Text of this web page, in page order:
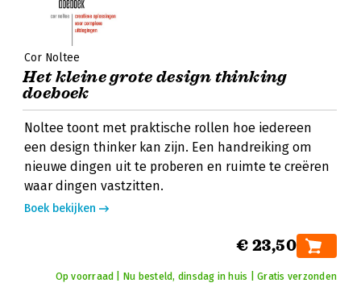
Cor Noltee
Het kleine grote design thinking
doeboek
Noltee toont met praktische rollen hoe iedereen
een design thinker kan zijn. Een handreiking om
nieuwe dingen uit te proberen en ruimte te creëren
waar dingen vastzitten.
Boek bekijken
€ 23,50
Op voorraad | Nu besteld, dinsdag in huis | Gratis verzonden